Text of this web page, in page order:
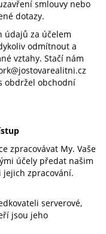
smlouvy nebo
dotazy.
údajů za účelem
odmítnout a
vztahy. Stačí nám
obdržel obchodní
zpracovávat My. Vaše
účely předat našim
zpracování.
serverové,
jsou jeho